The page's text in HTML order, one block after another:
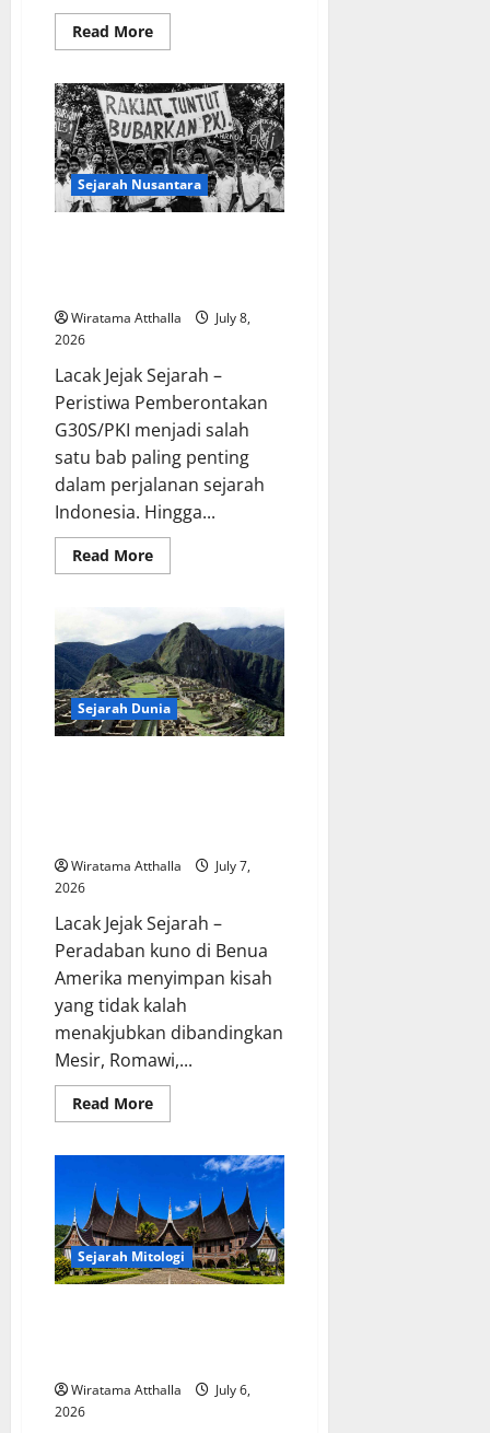
Read MoreRead
more
Celtic
yang
Dipenuhi
Dewa
Kuno
dan
Makhluk
Mistik
Legendaris
Sejarah Nusantara
Wiratama Atthalla
July 8,
2026
Lacak Jejak Sejarah –
Peristiwa Pemberontakan
G30S/PKI menjadi salah
satu bab paling penting
dalam perjalanan sejarah
Indonesia. Hingga...
Read MoreRead
more
Pemberontakan
G30S/PKI
dan
Dampaknya
bagi
Indonesia
Sejarah Dunia
Wiratama Atthalla
July 7,
2026
Lacak Jejak Sejarah –
Peradaban kuno di Benua
Amerika menyimpan kisah
yang tidak kalah
menakjubkan dibandingkan
Mesir, Romawi,...
Read MoreRead
more
Inca
Menjadi
Bukti
Kejayaan
Peradaban
Kuno
di
Sejarah Mitologi
Wiratama Atthalla
July 6,
2026